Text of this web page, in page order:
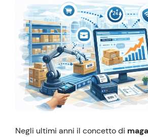
Negli ultimi anni il concetto di